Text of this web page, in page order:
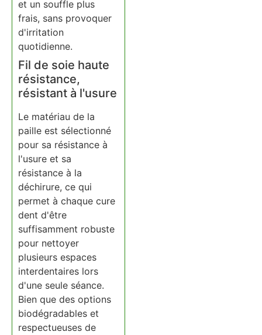
et un souffle plus
frais, sans provoquer
d'irritation
quotidienne.
Fil de soie haute
résistance,
résistant à l'usure
Le matériau de la
paille est sélectionné
pour sa résistance à
l'usure et sa
résistance à la
déchirure, ce qui
permet à chaque cure
dent d'être
suffisamment robuste
pour nettoyer
plusieurs espaces
interdentaires lors
d'une seule séance.
Bien que des options
biodégradables et
respectueuses de